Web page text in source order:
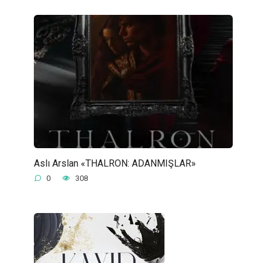
Aslı Arslan «THALRON: ADANMIŞLAR»
0 308